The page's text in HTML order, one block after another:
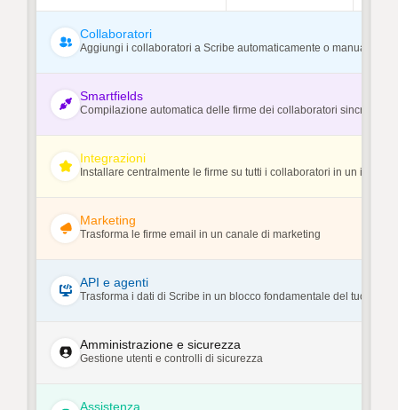
Collaboratori
Aggiungi i collaboratori a Scribe automaticamente o manualmente
Smartfields
Compilazione automatica delle firme dei collaboratori
Integrazioni
Installare centralmente le firme su tutti i collaboratori in un istante
Marketing
Trasforma le firme email in un canale di marketing
API e agenti
Trasforma i dati di Scribe in un blocco fondamentale del tuo stack.
Amministrazione e sicurezza
Gestione utenti e controlli di sicurezza
Assistenza